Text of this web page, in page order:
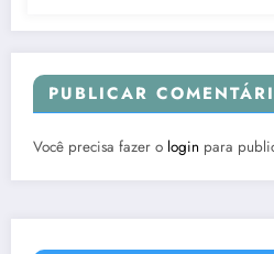
PUBLICAR
Você precisa fazer o login para